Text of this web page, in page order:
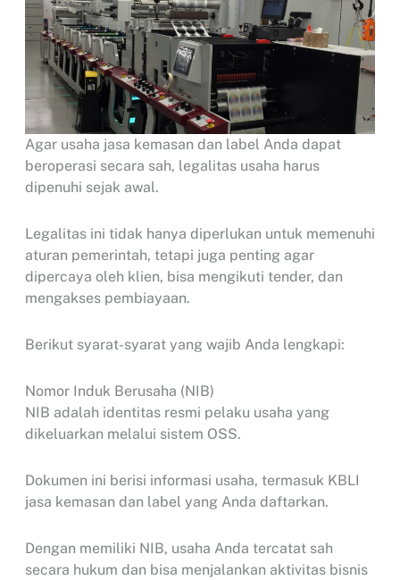
Agar usaha jasa kemasan dan label Anda dapat
beroperasi secara sah, legalitas usaha harus
dipenuhi sejak awal.
Legalitas ini tidak hanya diperlukan untuk memenuhi
aturan pemerintah, tetapi juga penting agar
dipercaya oleh klien, bisa mengikuti tender, dan
mengakses pembiayaan.
Berikut syarat-syarat yang wajib Anda lengkapi:
Nomor Induk Berusaha (NIB)
NIB adalah identitas resmi pelaku usaha yang
dikeluarkan melalui sistem OSS.
Dokumen ini berisi informasi usaha, termasuk KBLI
jasa kemasan dan label yang Anda daftarkan.
Dengan memiliki NIB, usaha Anda tercatat sah
secara hukum dan bisa menjalankan aktivitas bisnis